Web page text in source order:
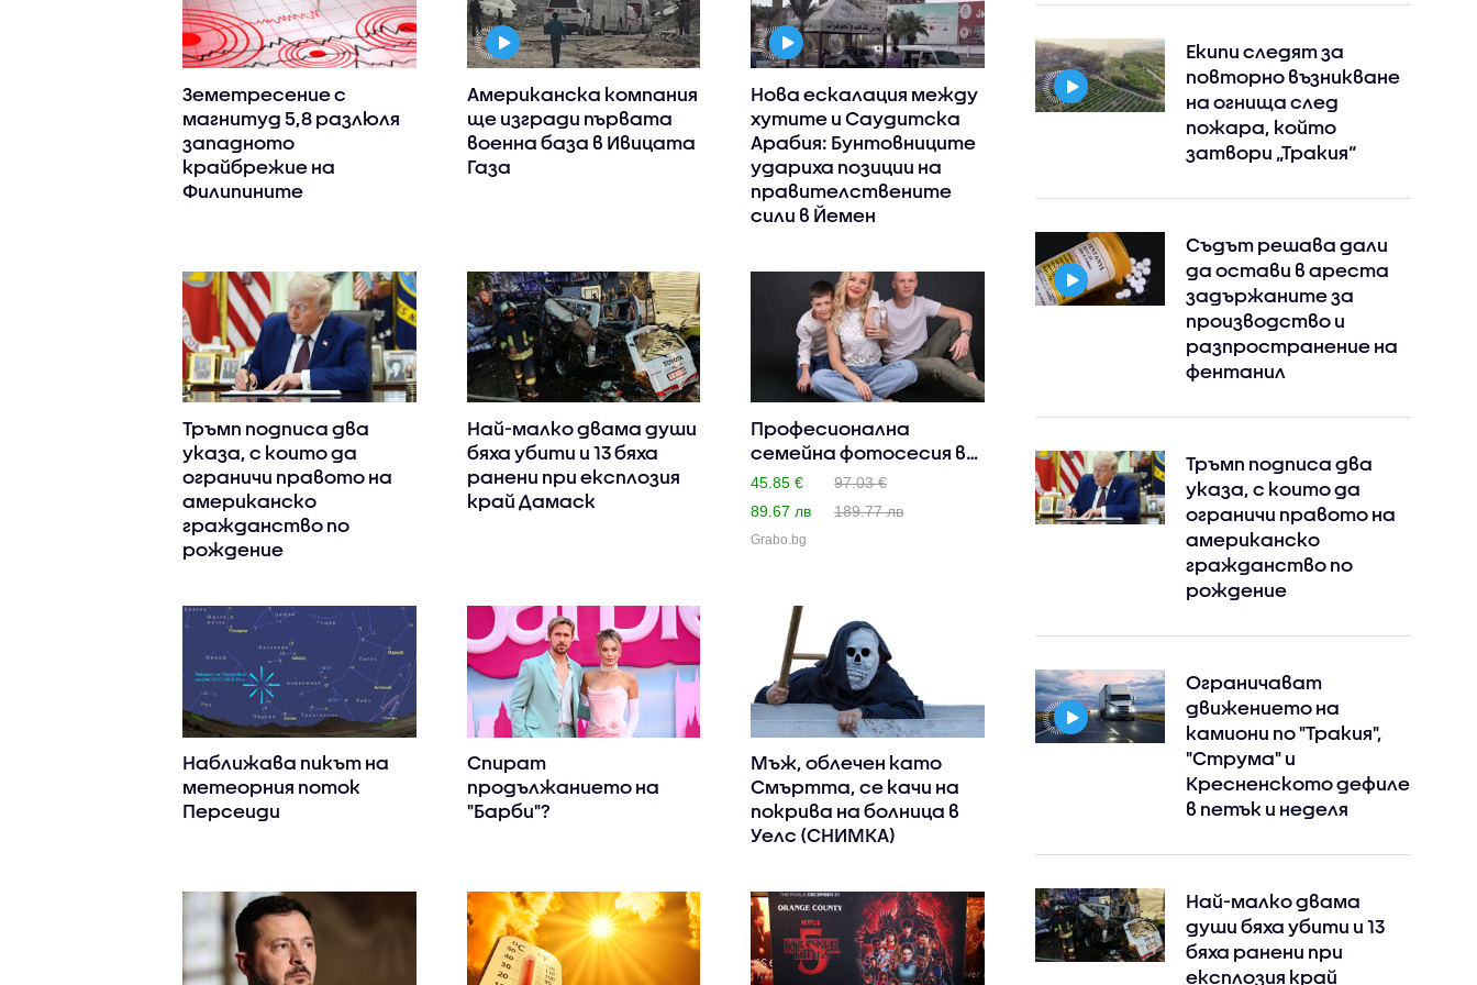
Земетресение с
магнитуд 5,8 разлюля
западното
крайбрежие на
Филипините
Американска компания
ще изгради първата
военна база в Ивицата
Газа
Нова ескалация между
хутите и Саудитска
Арабия: Бунтовниците
удариха позиции на
правителствените
сили в Йемен
Тръмп подписа два
указа, с които да
ограничи правото на
американско
гражданство по
рождение
Най-малко двама души
бяха убити и 13 бяха
ранени при експлозия
край Дамаск
Професионална
семейна фотосесия в
студио или..
45.85 €
97.03 €
89.67 лв
189.77 лв
Grabo.bg
Наближава пикът на
метеорния поток
Персеиди
Спират
продължанието на
"Барби"?
Мъж, облечен като
Смъртта, се качи на
покрива на болница в
Уелс (СНИМКА)
Екипи следят за
повторно възникване
на огнища след
пожара, който
затвори „Тракия“
Съдът решава дали
да остави в ареста
задържаните за
производство и
разпространение на
фентанил
Тръмп подписа два
указа, с които да
ограничи правото на
американско
гражданство по
рождение
Ограничават
движението на
камиони по "Тракия",
"Струма" и
Кресненското дефиле
в петък и неделя
Най-малко двама
души бяха убити и 13
бяха ранени при
експлозия край